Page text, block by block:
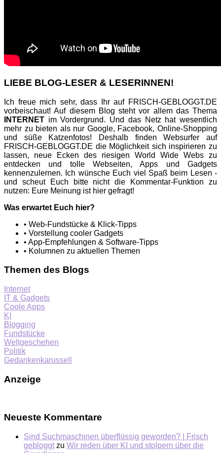
LIEBE BLOG-LESER & LESERINNEN!
Ich freue mich sehr, dass Ihr auf FRISCH-GEBLOGGT.DE
vorbeischaut! Auf diesem Blog steht vor allem das Thema
INTERNET im Vordergrund. Und das Netz hat wesentlich
mehr zu bieten als nur Google, Facebook, Online-Shopping
und süße Katzenfotos! Deshalb finden Websurfer auf
FRISCH-GEBLOGGT.DE die Möglichkeit sich inspirieren zu
lassen, neue Ecken des riesigen World Wide Webs zu
entdecken und tolle Webseiten, Apps und Gadgets
kennenzulernen. Ich wünsche Euch viel Spaß beim Lesen -
und scheut Euch bitte nicht die Kommentar-Funktion zu
nutzen: Eure Meinung ist hier gefragt!
Was erwartet Euch hier?
• Web-Fundstücke & Klick-Tipps
• Vorstellung cooler Gadgets
• App-Empfehlungen & Software-Tipps
• Kolumnen zu aktuellen Themen
Themen des Blogs
Internet
IT & Gadgets
Coole Apps
KI
Blogging
Fundstücke
Weltgeschehen
Politik
Gedankenkarussell
Anzeige
Neueste Kommentare
Sind Suchmaschinen überflüssig geworden? | Frisch
gebloggt zu Wir reden über KI und stolpern über die